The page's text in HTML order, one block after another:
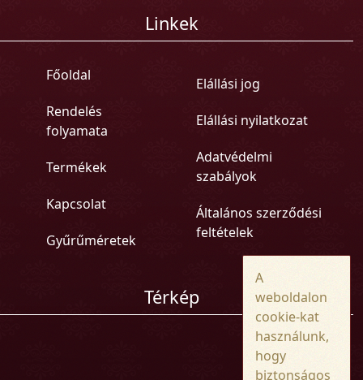
Linkek
Főoldal
Rendelés
folyamata
Termékek
Kapcsolat
Gyűrűméretek
Elállási jog
Elállási nyilatkozat
Adatvédelmi
szabályok
Általános szerződési
feltételek
Térkép
A
weboldalon
cookie-kat
használunk,
hogy
biztonságos